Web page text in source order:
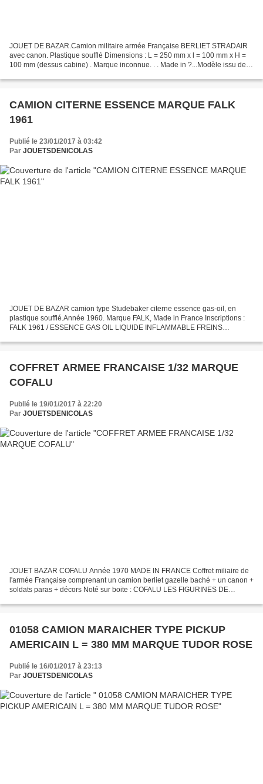
JOUET DE BAZAR.Camion militaire armée Française BERLIET STRADAIR
avec canon. Plastique soufflé Dimensions : L = 250 mm x l = 100 mm x H =
100 mm (dessus cabine) . Marque inconnue. . . Made in ?...Modèle issu de
CAMION CITERNE ESSENCE MARQUE FALK
1961
Publié le 23/01/2017 à 03:42
Par JOUETSDENICOLAS
JOUET DE BAZAR camion type Studebaker citerne essence gas-oil, en
plastique soufflé.Année 1960. Marque FALK, Made in France Inscriptions :
FALK 1961 / ESSENCE GAS OIL LIQUIDE INFLAMMABLE FREINS
COFFRET ARMEE FRANCAISE 1/32 MARQUE
COFALU
Publié le 19/01/2017 à 22:20
Par JOUETSDENICOLAS
JOUET BAZAR COFALU Année 1970 MADE IN FRANCE Coffret miliaire de
l'armée Française comprenant un camion berliet gazelle baché + un canon +
soldats paras + décors Noté sur boite : COFALU LES FIGURINES DE
01058 CAMION MARAICHER TYPE PICKUP
AMERICAIN L = 380 MM MARQUE TUDOR ROSE
Publié le 16/01/2017 à 23:13
Par JOUETSDENICOLAS